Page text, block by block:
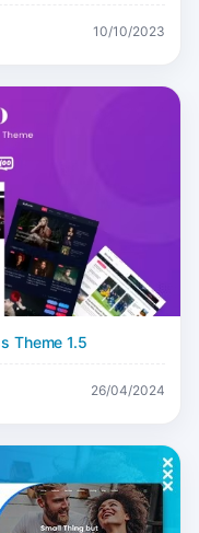
10/10/2023
Theme 1.5
26/04/2024